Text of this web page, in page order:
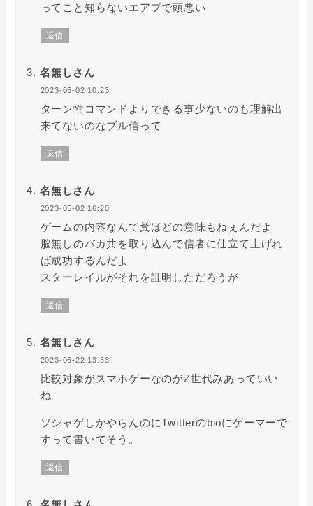
ってこと知らないエアプで頭悪い
返信
名無しさん
2023-05-02 10:23
ターン性コマンドよりできる事少ないのも理解出
来てないのなブル信って
返信
名無しさん
2023-05-02 16:20
ゲームの内容なんて糞ほどの意味もねぇんだよ
脳無しのバカ共を取り込んで信者に仕立て上げれ
ば成功するんだよ
スターレイルがそれを証明しただろうが
返信
名無しさん
2023-06-22 13:33
比較対象がスマホゲーなのがZ世代みあっていい
ね。
ソシャゲしかやらんのにTwitterのbioにゲーマーで
すって書いてそう。
返信